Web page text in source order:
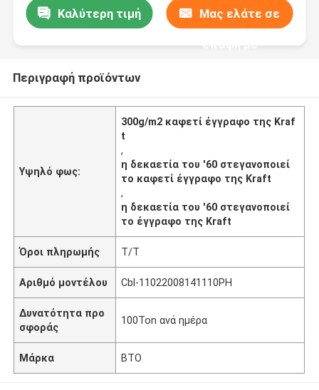
Καλύτερη τιμή Μας ελάτε σε
επαφή με
Περιγραφή προϊόντων
Υψηλό φως:
300g/m2 καφετί έγγραφο της Kraf
t
,
η δεκαετία του '60 στεγανοποιεί
το καφετί έγγραφο της Kraft
,
η δεκαετία του '60 στεγανοποιεί
το έγγραφο της Kraft
Όροι πληρωμής T/T
Αριθμό μοντέλου Cbl-11022008141110PH
Δυνατότητα προ
σφοράς
100Ton ανά ημέρα
Μάρκα BTO